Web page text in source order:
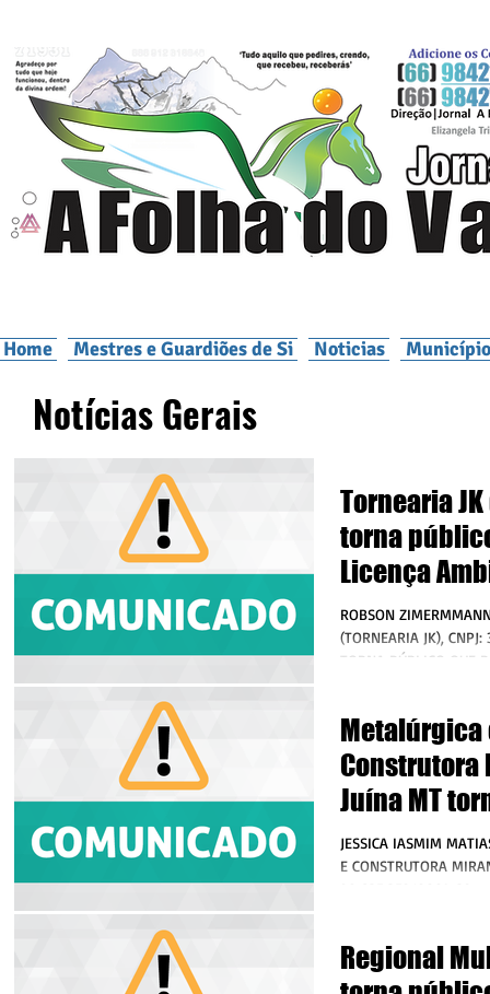
Home Mestres e Guardiões de Si Noticias
Notícias Gerais
Tornearia
torna
Licença
serviços de
solda e
ROBSON
(TORNEARIA JK),
TORNA PÚBLICO QUE
Metalúrgica
Construtora
Juína MT
pedido de
Ambiental à
JESSICA IASMIM
E CONSTRUTORA
Regional